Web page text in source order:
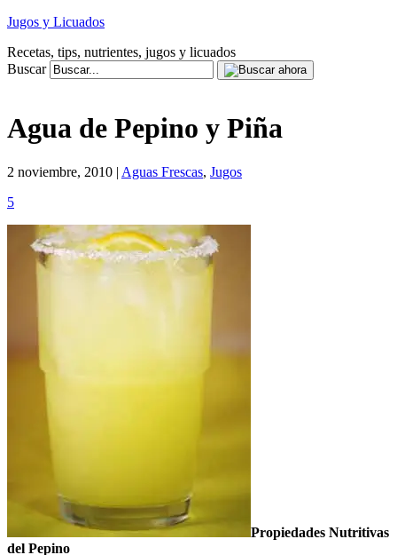
Jugos y Licuados
Recetas, tips, nutrientes, jugos y licuados
Buscar
Agua de Pepino y Piña
2 noviembre, 2010 | Aguas Frescas, Jugos
5
Propiedades Nutritivas
del Pepino